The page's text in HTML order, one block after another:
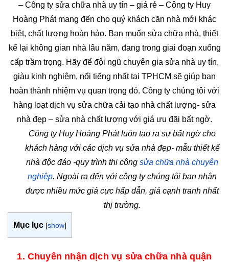
– Công ty sửa chữa nhà uy tín – giá rẻ – Công ty Huy
Hoàng Phát mang đến cho quý khách căn nhà mới khác
biệt, chất lượng hoàn hảo. Bạn muốn sửa chữa nhà, thiết
kế lại không gian nhà lâu năm, đang trong giai đoạn xuống
cấp trầm trọng. Hãy để đội ngũ chuyên gia sửa nhà uy tín,
giàu kinh nghiệm, nổi tiếng nhất tại TPHCM sẽ giúp bạn
hoàn thành nhiệm vụ quan trọng đó. Công ty chúng tôi với
hàng loạt dịch vụ sửa chữa cải tạo nhà chất lượng- sửa
nhà đẹp – sửa nhà chất lượng với giá ưu đãi bất ngờ.
Công ty Huy Hoàng Phát luôn tạo ra sự bất ngờ cho
khách hàng với các dịch vụ sửa nhà đẹp- mẫu thiết kế
nhà độc đáo -quy trình thi công sửa chữa nhà chuyên
nghiệp. Ngoài ra đến với công ty chúng tôi bạn nhận
được nhiều mức giá cực hấp dẫn, giá cạnh tranh nhất
thị trường.
Mục lục [show]
1. Chuyên nhận dịch vụ sửa chữa nhà quận